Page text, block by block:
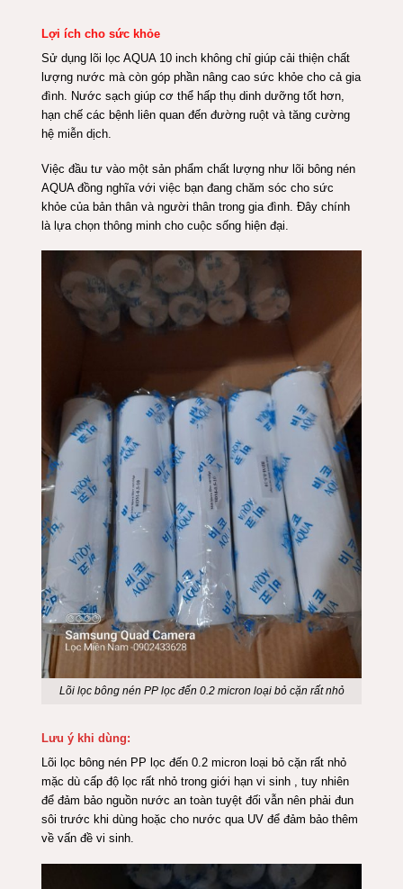
Lợi ích cho sức khỏe
Sử dụng lõi lọc AQUA 10 inch không chỉ giúp cải thiện chất
lượng nước mà còn góp phần nâng cao sức khỏe cho cả gia
đình. Nước sạch giúp cơ thể hấp thụ dinh dưỡng tốt hơn,
hạn chế các bệnh liên quan đến đường ruột và tăng cường
hệ miễn dịch.
Việc đầu tư vào một sản phẩm chất lượng như lõi bông nén
AQUA đồng nghĩa với việc bạn đang chăm sóc cho sức
khỏe của bản thân và người thân trong gia đình. Đây chính
là lựa chọn thông minh cho cuộc sống hiện đại.
Lõi lọc bông nén PP lọc đến 0.2 micron loại bỏ cặn rất nhỏ
Lưu ý khi dùng:
Lõi lọc bông nén PP lọc đến 0.2 micron loại bỏ cặn rất nhỏ
mặc dù cấp độ lọc rất nhỏ trong giới hạn vi sinh , tuy nhiên
để đảm bảo nguồn nước an toàn tuyệt đối vẫn nên phải đun
sôi trước khi dùng hoặc cho nước qua UV để đảm bảo thêm
về vấn đề vi sinh.